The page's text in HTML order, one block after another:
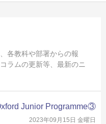
各教科や部署からの報
ラムの更新等、最新のニ
Junior Programme③
2023年09月15日 金曜日